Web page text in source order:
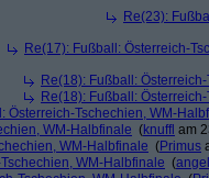
Re(23):
Re(17): Fußball: Österreich-
Re(18): Fußball:
Re(18): Fußball:
Österreich-Tschechien, WM-
WM-Halbfinale (knuffl am
WM-Halbfinale (Primus
WM-Halbfinale (